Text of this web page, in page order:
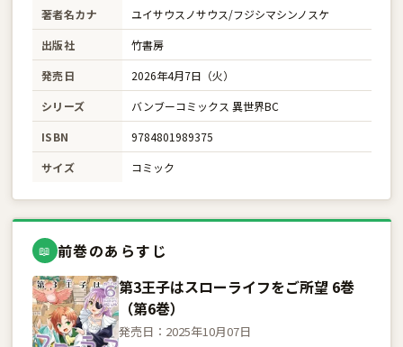
著者名カナ
ユイサウスノサウス/フジシマシンノスケ
出版社
竹書房
発売日
2026年4月7日（火）
シリーズ
バンブーコミックス 異世界BC
ISBN
9784801989375
サイズ
コミック
📖 前巻のあらすじ
第3王子はスローライフをご所望 6巻
（第6巻）
発売日：2025年10月07日